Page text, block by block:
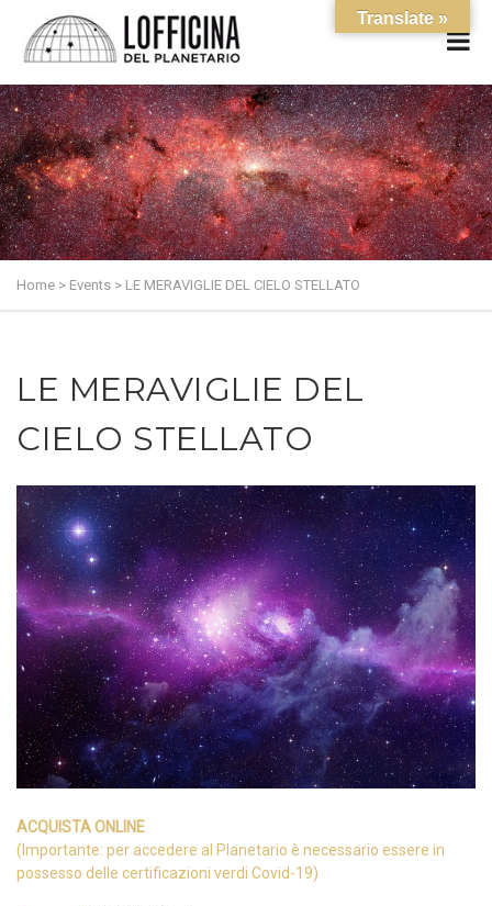
Home > Events > LE MERAVIGLIE DEL CIELO STELLATO
LE MERAVIGLIE DEL
CIELO STELLATO
ACQUISTA ONLINE
(Importante: per accedere al Planetario è necessario essere in
possesso delle certificazioni verdi Covid-19)
Translate »